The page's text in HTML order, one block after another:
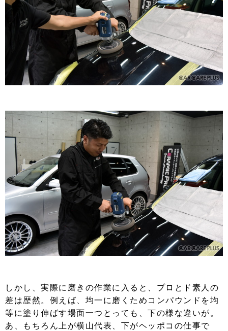
しかし、実際に磨きの作業に入ると、プロとド素人の
差は歴然。例えば、均一に磨くためコンパウンドを均
等に塗り伸ばす場面一つとっても、下の様な違いが。
あ、もちろん上が横山代表、下がヘッポコの仕事で